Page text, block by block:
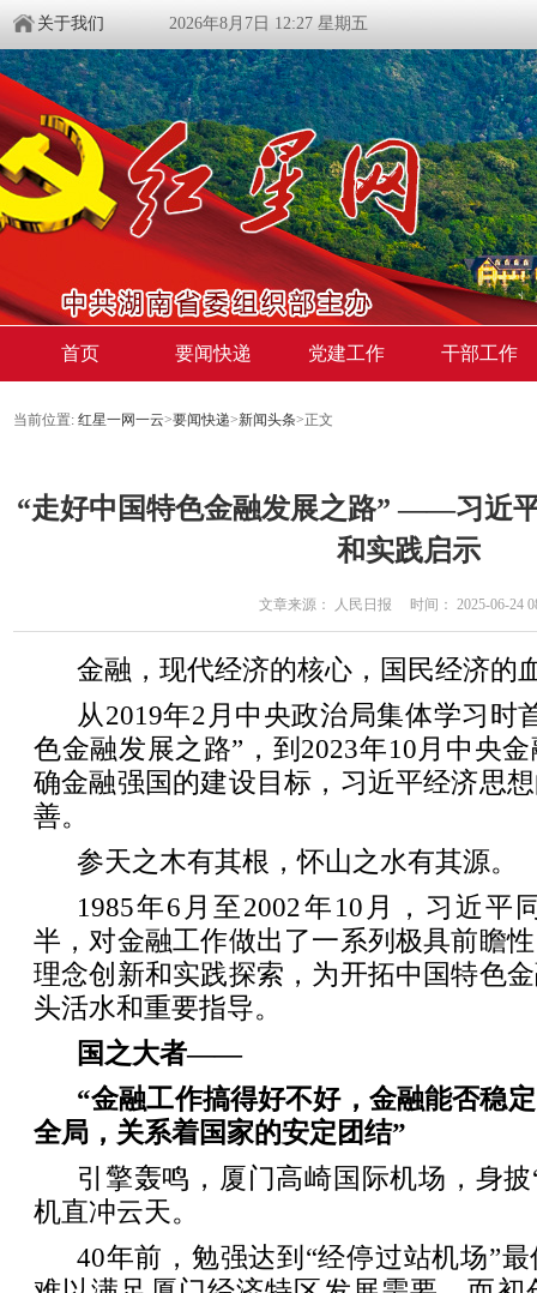
关于我们 2026年8月7日 12:27 星期五
首页 要闻快递 党建工作 干部工作
当前位置: 红星一网一云>要闻快递>新闻头条>正文
“走好中国特色金融发展之路” ——习近
和实践启示
文章来源： 人民日报 时间： 2025-06-24
金融，现代经济的核心，国民经济的
从2019年2月中央政治局集体学习时
色金融发展之路”，到2023年10月中央
确金融强国的建设目标，习近平经济思
善。
参天之木有其根，怀山之水有其源。
1985年6月至2002年10月，习近平
半，对金融工作做出了一系列极具前瞻
理念创新和实践探索，为开拓中国特色
头活水和重要指导。
国之大者——
“金融工作搞得好不好，金融能否稳
全局，关系着国家的安定团结”
引擎轰鸣，厦门高崎国际机场，身
机直冲云天。
40年前，勉强达到“经停过站机场”